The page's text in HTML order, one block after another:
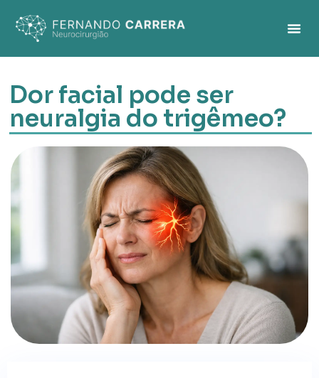
Dor facial pode ser
neuralgia do trigêmeo?